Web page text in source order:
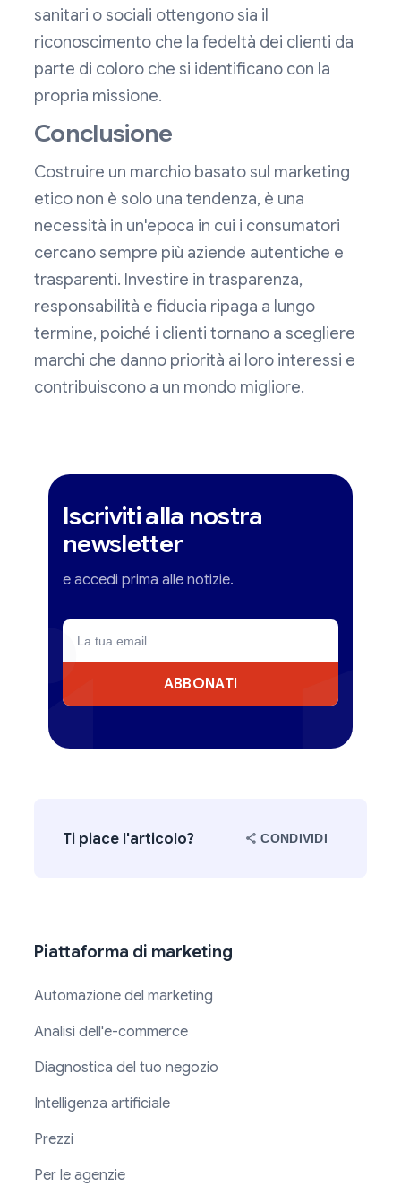
sanitari o sociali ottengono sia il
riconoscimento che la fedeltà dei clienti da
parte di coloro che si identificano con la
propria missione.
Conclusione
Costruire un marchio basato sul marketing
etico non è solo una tendenza, è una
necessità in un'epoca in cui i consumatori
cercano sempre più aziende autentiche e
trasparenti. Investire in trasparenza,
responsabilità e fiducia ripaga a lungo
termine, poiché i clienti tornano a scegliere
marchi che danno priorità ai loro interessi e
contribuiscono a un mondo migliore.
Iscriviti alla nostra
newsletter
e accedi prima alle notizie.
ABBONATI
Ti piace l'articolo? CONDIVIDI
Piattaforma di marketing
Automazione del marketing
Analisi dell'e-commerce
Diagnostica del tuo negozio
Intelligenza artificiale
Prezzi
Per le agenzie